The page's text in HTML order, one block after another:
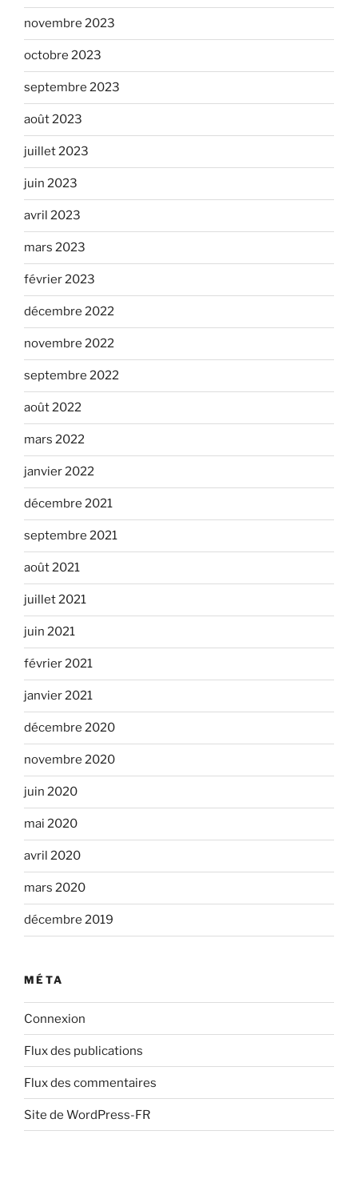
novembre 2023
octobre 2023
septembre 2023
août 2023
juillet 2023
juin 2023
avril 2023
mars 2023
février 2023
décembre 2022
novembre 2022
septembre 2022
août 2022
mars 2022
janvier 2022
décembre 2021
septembre 2021
août 2021
juillet 2021
juin 2021
février 2021
janvier 2021
décembre 2020
novembre 2020
juin 2020
mai 2020
avril 2020
mars 2020
décembre 2019
MÉTA
Connexion
Flux des publications
Flux des commentaires
Site de WordPress-FR